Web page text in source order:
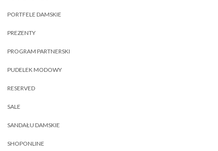
PORTFELE DAMSKIE
PREZENTY
PROGRAM PARTNERSKI
PUDELEK MODOWY
RESERVED
SALE
SANDAŁU DAMSKIE
SHOPONLINE